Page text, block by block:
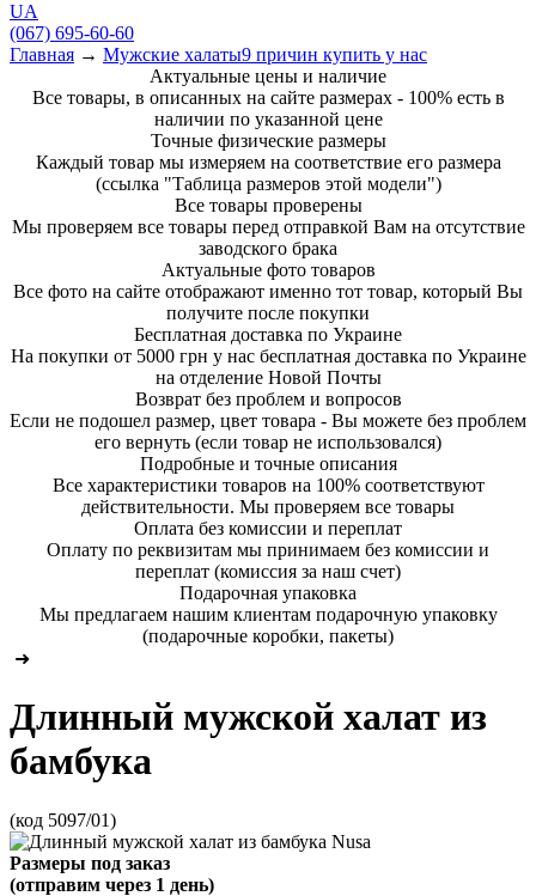
UA
(067) 695-60-60
Главная → Мужские халаты9 причин купить у нас
Актуальные цены и наличие
Все товары, в описанных на сайте размерах - 100% есть в
наличии по указанной цене
Точные физические размеры
Каждый товар мы измеряем на соответствие его размера
(ссылка "Таблица размеров этой модели")
Все товары проверены
Мы проверяем все товары перед отправкой Вам на отсутствие
заводского брака
Актуальные фото товаров
Все фото на сайте отображают именно тот товар, который Вы
получите после покупки
Бесплатная доставка по Украине
На покупки от 5000 грн у нас бесплатная доставка по Украине
на отделение Новой Почты
Возврат без проблем и вопросов
Если не подошел размер, цвет товара - Вы можете без проблем
его вернуть (если товар не использовался)
Подробные и точные описания
Все характеристики товаров на 100% соответствуют
действительности. Мы проверяем все товары
Оплата без комиссии и переплат
Оплату по реквизитам мы принимаем без комиссии и
переплат (комиссия за наш счет)
Подарочная упаковка
Мы предлагаем нашим клиентам подарочную упаковку
(подарочные коробки, пакеты)
➜
Длинный мужской халат из
бамбука
(код 5097/01)
Размеры под заказ
(отправим через 1 день)